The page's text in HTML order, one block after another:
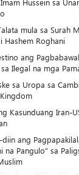
Hussein sa
mula sa Surah
Hashem Roghani
ang
Ilegal na mga
sa Uropa sa
Kasunduang Iran-
ang
na Pangulo” sa